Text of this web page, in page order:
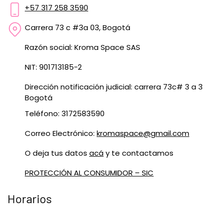
+57 317 258 3590
Carrera 73 c #3a 03, Bogotá
Razón social: Kroma Space SAS
NIT: 901713185-2
Dirección notificación judicial: carrera 73c# 3 a 3
Bogotá
Teléfono: 3172583590
Correo Electrónico: kromaspace@gmail.com
O deja tus datos acáy te contactamos
PROTECCIÓN AL CONSUMIDOR – SIC
Horarios